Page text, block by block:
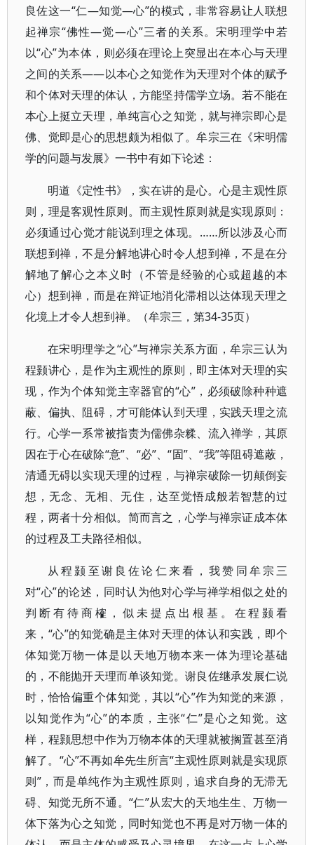
良佐这一“仁—知觉—心”的模式，非常容易让人联想
起禅宗“佛性—觉—心”三者的关系。宋明理学中若
以“心”为本体，则必须在理论上突显出在本心与天理
之间的关系——以本心之知觉作为天理对个体的赋予
和个体对天理的体认，方能坚持儒学立场。若不能在
本心上挺立天理，单纯言心之知觉，就与禅宗即心是
佛、觉即是心的思想颇为相似了。牟宗三在《宋明儒
学的问题与发展》一书中有如下论述：
明道《定性书》，实在讲的是心。心是主观性原
则，理是客观性原则。而主观性原则就是实现原则：
必须通过心觉才能说到理之体现。……所以涉及心而
联想到禅，不是分解地讲心时令人想到禅，不是在分
解地了解心之本义时（不管是经验的心或超越的本
心）想到禅，而是在辩证地消化滞相以达体现天理之
化境上才令人想到禅。（牟宗三，第34-35页）
在宋明理学之“心”与禅宗关系方面，牟宗三认为
程颢讲心，是作为主观性的原则，即主体对天理的实
现，作为个体知觉主宰器官的“心”，必须破除种种遮
蔽、偏执、阻碍，才可能体认到天理，实践天理之流
行。心学一系常被指责为儒佛杂糅、流入禅学，其原
因在于心在破除“意”、“必”、“固”、“我”等阻碍遮蔽，
清通无碍以实现天理的过程，与禅宗破除一切颠倒妄
想，无念、无相、无住，达至觉悟成般若智慧的过
程，两者十分相似。简而言之，心学与禅宗证成本体
的过程及工夫路径相似。
从程颢至谢良佐论仁来看，我赞同牟宗三
对“心”的论述，同时认为他对心学与禅学相似之处的
判断有待商榷，似未提点出根基。在程颢看
来，“心”的知觉确是主体对天理的体认和实践，即个
体知觉万物一体是以天地万物本来一体为理论基础
的，不能抛开天理而单谈知觉。谢良佐继承发展仁说
时，恰恰偏重个体知觉，其以“心”作为知觉的来源，
以知觉作为“心”的本质，主张“仁”是心之知觉。这
样，程颢思想中作为万物本体的天理就被搁置甚至消
解了。“心”不再如牟先生所言“主观性原则就是实现原
则”，而是单纯作为主观性原则，追求自身的无滞无
碍、知觉无所不通。“仁”从宏大的天地生生、万物一
体下落为心之知觉，同时知觉也不再是对万物一体的